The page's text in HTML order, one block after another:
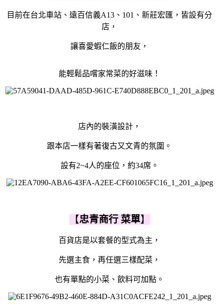
目前在台北車站、遠百信義A13、101、新莊宏匯，皆設有分
店，
讓喜愛蝦仁飯的朋友，
能輕鬆品嚐家常菜的好滋味！
店內的裝潢設計，
跟本店一樣有著復古又文青的氛圍。
設有2~4人的座位，約34席。
【忠青商行 菜單】
百貨店是以套餐的型式為主，
先選主食，再任選三樣配菜，
也有單點的小菜、飲料可加點。